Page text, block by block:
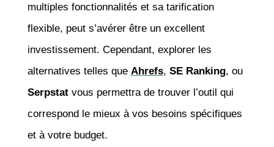
multiples fonctionnalités et sa tarification
flexible, peut s’avérer être un excellent
investissement. Cependant, explorer les
alternatives telles que Ahrefs, SE Ranking, ou
Serpstatvous permettra de trouver l’outil qui
correspond le mieux à vos besoins spécifiques
et à votre budget.